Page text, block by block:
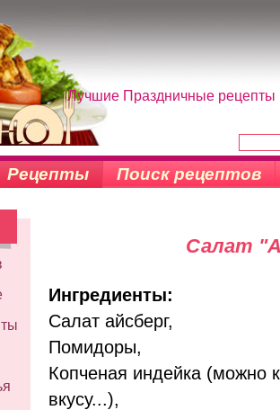
Лучшие Праздничные рецепты
Рецепты Поиск рецептов
Салат
Ингредиенты:
Салат айсберг,
Помидоры,
Копченая индейка (можно
вкусу...),